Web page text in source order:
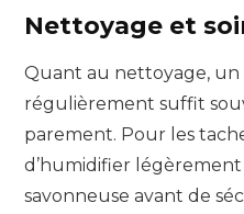
Nettoyage et
Quant au nettoyage, un
régulièrement suffit
parement. Pour les
d’humidifier légèrement
savonneuse avant de